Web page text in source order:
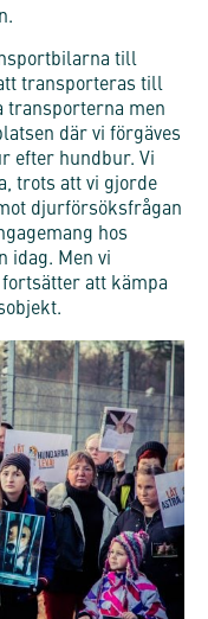
till
transporteras till
transporterna men
där vi förgäves
efter hundbur. Vi
trots att vi gjorde
djurförsöksfrågan
hos
idag. Men vi
att kämpa